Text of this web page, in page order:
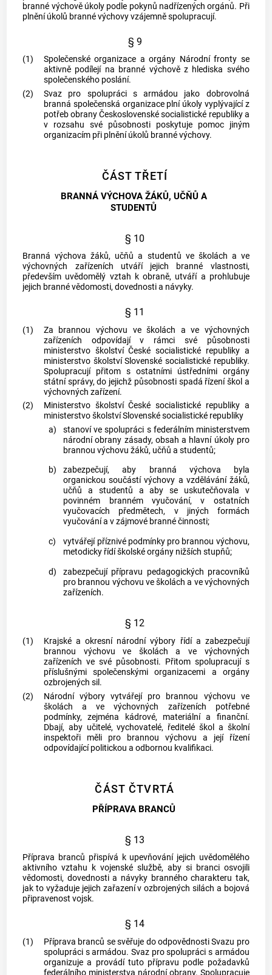
branné výchově úkoly podle pokynů nadřízených orgánů. Při
plnění úkolů branné výchovy vzájemně spolupracují.
§ 9
(1)
Společenské organizace a orgány Národní fronty se
aktivně podílejí na branné výchově z hlediska svého
společenského poslání.
(2)
Svaz pro spolupráci s armádou jako dobrovolná
branná společenská organizace plní úkoly vyplývající z
potřeb obrany Československé socialistické republiky a
v rozsahu své působnosti poskytuje pomoc jiným
organizacím při plnění úkolů branné výchovy.
ČÁST TŘETÍ
BRANNÁ VÝCHOVA ŽÁKŮ, UČŇŮ A
STUDENTŮ
§ 10
Branná výchova žáků, učňů a studentů ve školách a ve
výchovných zařízeních utváří jejich branné vlastnosti,
především uvědomělý vztah k obraně, utváří a prohlubuje
jejich branné vědomosti, dovednosti a návyky.
§ 11
(1)
Za brannou výchovu ve školách a ve výchovných
zařízeních odpovídají v rámci své působnosti
ministerstvo školství České socialistické republiky a
ministerstvo školství Slovenské socialistické republiky.
Spolupracují přitom s ostatními ústředními orgány
státní správy, do jejichž působnosti spadá řízení škol a
výchovných zařízení.
(2)
Ministerstvo školství České socialistické republiky a
ministerstvo školství Slovenské socialistické republiky
a)
stanoví ve spolupráci s federálním ministerstvem
národní obrany zásady, obsah a hlavní úkoly pro
brannou výchovu žáků, učňů a studentů;
b)
zabezpečují, aby branná výchova byla
organickou součástí výchovy a vzdělávání žáků,
učňů a studentů a aby se uskutečňovala v
povinném branném vyučování, v ostatních
vyučovacích předmětech, v jiných formách
vyučování a v zájmové branné činnosti;
c)
vytvářejí příznivé podmínky pro brannou výchovu,
metodicky řídí školské orgány nižších stupňů;
d)
zabezpečují přípravu pedagogických pracovníků
pro brannou výchovu ve školách a ve výchovných
zařízeních.
§ 12
(1)
Krajské a okresní národní výbory řídí a zabezpečují
brannou výchovu ve školách a ve výchovných
zařízeních ve své působnosti. Přitom spolupracují s
příslušnými společenskými organizacemi a orgány
ozbrojených sil.
(2)
Národní výbory vytvářejí pro brannou výchovu ve
školách a ve výchovných zařízeních potřebné
podmínky, zejména kádrové, materiální a finanční.
Dbají, aby učitelé, vychovatelé, ředitelé škol a školní
inspektoři měli pro brannou výchovu a její řízení
odpovídající politickou a odbornou kvalifikaci.
ČÁST ČTVRTÁ
PŘÍPRAVA BRANCŮ
§ 13
Příprava branců přispívá k upevňování jejich uvědomělého
aktivního vztahu k vojenské službě, aby si branci osvojili
vědomosti, dovednosti a návyky branného charakteru tak,
jak to vyžaduje jejich zařazení v ozbrojených silách a bojová
připravenost vojsk.
§ 14
(1)
Příprava branců se svěřuje do odpovědnosti Svazu pro
spolupráci s armádou. Svaz pro spolupráci s armádou
organizuje a provádí tuto přípravu podle požadavků
federálního ministerstva národní obrany. Spolupracuje